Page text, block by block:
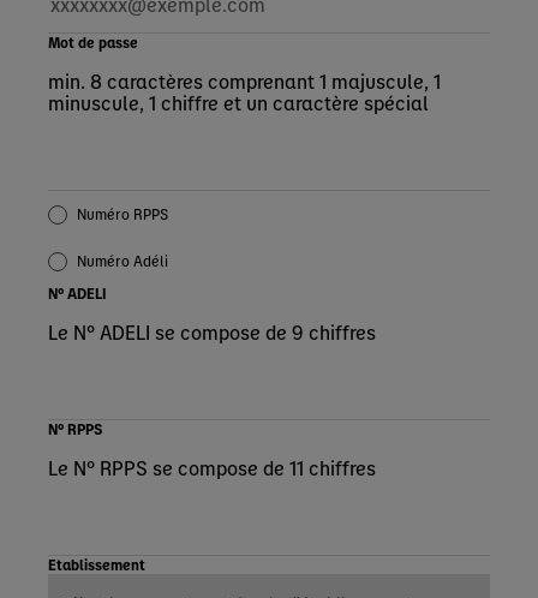
Mot de passe
min. 8 caractères comprenant 1 majuscule, 1
minuscule, 1 chiffre et un caractère spécial
Numéro RPPS
Numéro Adéli
N° ADELI
Le N° ADELI se compose de 9 chiffres
N° RPPS
Le N° RPPS se compose de 11 chiffres
Etablissement